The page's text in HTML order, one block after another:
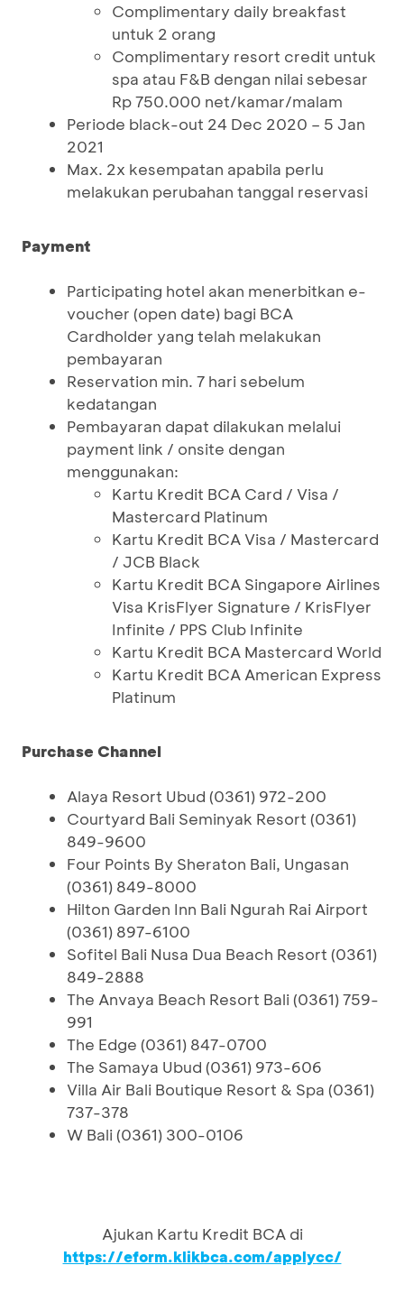
Complimentary daily breakfast
untuk 2 orang
Complimentary resort credit untuk
spa atau F&B dengan nilai sebesar
Rp 750.000 net/kamar/malam
Periode black-out 24 Dec 2020 – 5 Jan
2021
Max. 2x kesempatan apabila perlu
melakukan perubahan tanggal reservasi
Payment
Participating hotel akan menerbitkan e-
voucher (open date) bagi BCA
Cardholder yang telah melakukan
pembayaran
Reservation min. 7 hari sebelum
kedatangan
Pembayaran dapat dilakukan melalui
payment link / onsite dengan
menggunakan:
Kartu Kredit BCA Card / Visa /
Mastercard Platinum
Kartu Kredit BCA Visa / Mastercard
/ JCB Black
Kartu Kredit BCA Singapore Airlines
Visa KrisFlyer Signature / KrisFlyer
Infinite / PPS Club Infinite
Kartu Kredit BCA Mastercard World
Kartu Kredit BCA American Express
Platinum
Purchase Channel
Alaya Resort Ubud (0361) 972-200
Courtyard Bali Seminyak Resort (0361)
849-9600
Four Points By Sheraton Bali, Ungasan
(0361) 849-8000
Hilton Garden Inn Bali Ngurah Rai Airport
(0361) 897-6100
Sofitel Bali Nusa Dua Beach Resort (0361)
849-2888
The Anvaya Beach Resort Bali (0361) 759-
991
The Edge (0361) 847-0700
The Samaya Ubud (0361) 973-606
Villa Air Bali Boutique Resort & Spa (0361)
737-378
W Bali (0361) 300-0106
Ajukan Kartu Kredit BCA di
https://eform.klikbca.com/applycc/